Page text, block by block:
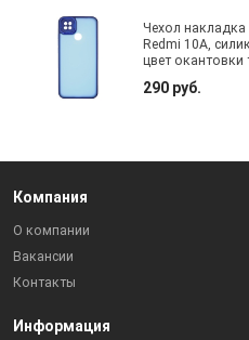
Чехол накладка
Redmi 10A,
цвет окантовки
290 руб.
Компания
О компании
Вакансии
Контакты
Информация